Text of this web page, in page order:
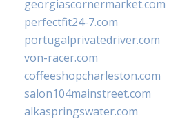
georgiascornermarket.com
perfectfit24-7.com
portugalprivatedriver.com
von-racer.com
coffeeshopcharleston.com
salon104mainstreet.com
alkaspringswater.com